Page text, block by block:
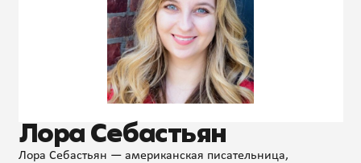
Лора Себастьян
Лора Себастьян — американская писательница,